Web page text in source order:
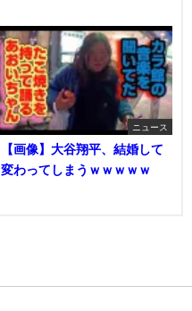
ニュース
【画像】大谷翔平、結婚して
変わってしまうｗｗｗｗｗ